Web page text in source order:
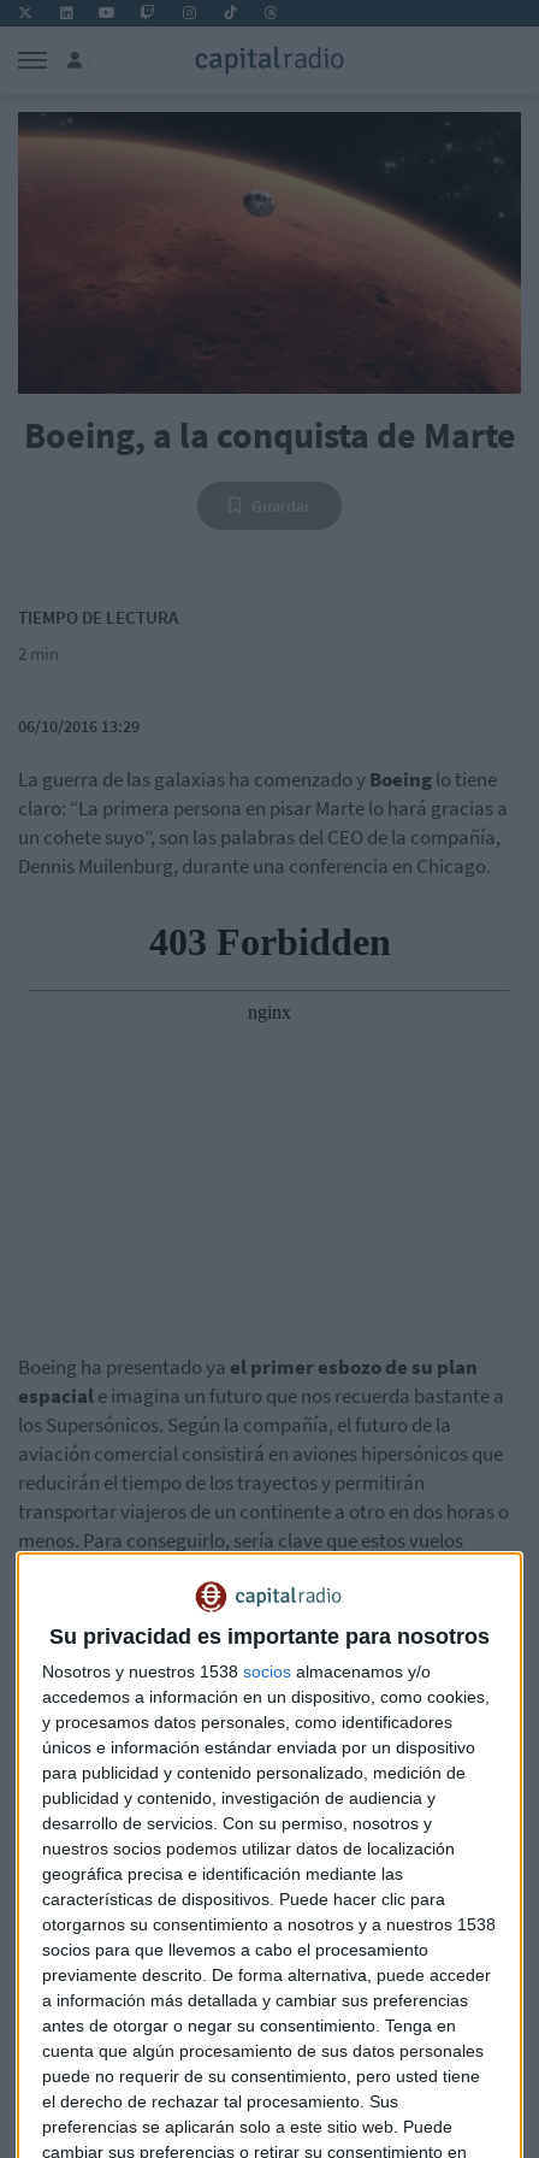
Su privacidad es importante para nosotros
Nosotros y nuestros 1538 socios almacenamos y/o
accedemos a información en un dispositivo, como cookies,
y procesamos datos personales, como identificadores
únicos e información estándar enviada por un dispositivo
para publicidad y contenido personalizado, medición de
publicidad y contenido, investigación de audiencia y
desarrollo de servicios. Con su permiso, nosotros y
nuestros socios podemos utilizar datos de localización
geográfica precisa e identificación mediante las
características de dispositivos. Puede hacer clic para
otorgarnos su consentimiento a nosotros y a nuestros 1538
socios para que llevemos a cabo el procesamiento
previamente descrito. De forma alternativa, puede acceder
a información más detallada y cambiar sus preferencias
antes de otorgar o negar su consentimiento. Tenga en
cuenta que algún procesamiento de sus datos personales
puede no requerir de su consentimiento, pero usted tiene
el derecho de rechazar tal procesamiento. Sus
preferencias se aplicarán solo a este sitio web. Puede
cambiar sus preferencias o retirar su consentimiento en
Boeing, a la conquista de Marte
TIEMPO DE LECTURA
2 min
06/10/2016 13:29
La guerra de las galaxias ha comenzado yBoeinglo tiene
claro: “La primera persona en pisar Marte lo hará gracias a
un cohete suyo”, son las palabras del CEO de la compañía,
Dennis Muilenburg, durante una conferencia en Chicago.
Boeing ha presentado ya el primer esbozo de su plan
espaciale imagina un futuro que nos recuerda bastante a
los Supersónicos. Según la compañía, el futuro de la
aviación comercial consistirá en aviones hipersónicos que
reducirán el tiempo de los trayectos y permitirán
transportar viajeros de un continente a otro en dos horas o
menos. Para conseguirlo, sería clave que estos vuelos
Pero eso no es todo: Boeing también quiere adelantarse a
Elon Musk y
ser la primera compañía en llevar personas
a Marte. Lo ha dicho apenas una semana después de que el
CEO de SpaceX anunciase que se fijaba este objetivo para el
año 2024.
De hecho, aunque el sueño de Elon Musk todavía plantea
muchas dudas, lo cierto es que SpaceXno despega los ojos
de su objetivo y ya probó con éxito un motor de cohete con
el que pretende llevar a personas al planeta rojo en los
próximos 10 años.
Y para caldear todavía más la competencia en esta carrera
espacial, cabe señalar que Boeing como SpaceX fueron las
primeras empresas comerciales seleccionadas por la NASA
para transportar a sus astronautas a la Estación Espacial
Internacional.
De hecho, Boeing ahora desarrolla un cohete para la